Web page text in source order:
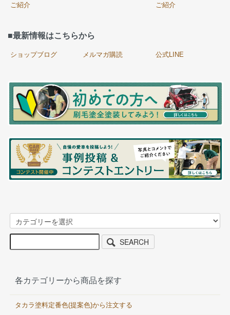
ご紹介
ご紹介
■最新情報はこちらから
ショップブログ メルマガ購読 公式LINE
SEARCH
各カテゴリーから商品を探す
タカラ塗料定番色(提案色)から注文する